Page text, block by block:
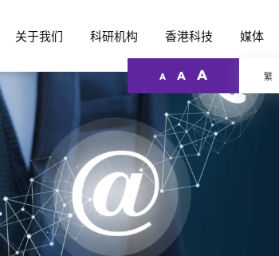
关于我们 科研机构 香港科技 媒体
A A A 繁